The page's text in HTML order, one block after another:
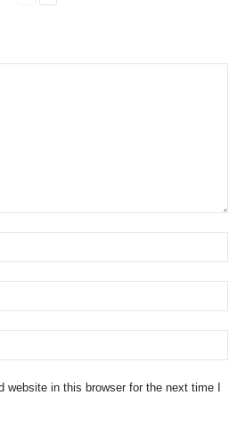
in this browser for the next time I